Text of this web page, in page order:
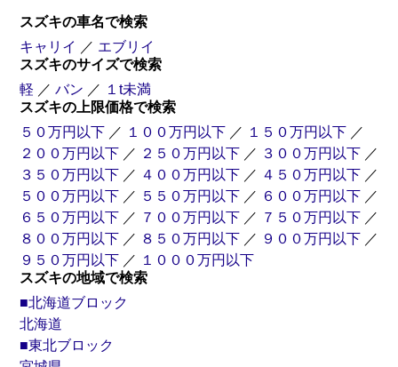
スズキの車名で検索
キャリイ ／ エブリイ
スズキのサイズで検索
軽 ／ バン ／ １t未満
スズキの上限価格で検索
５０万円以下 ／ １００万円以下 ／ １５０万円以下 ／
２００万円以下 ／ ２５０万円以下 ／ ３００万円以下 ／
３５０万円以下 ／ ４００万円以下 ／ ４５０万円以下 ／
５００万円以下 ／ ５５０万円以下 ／ ６００万円以下 ／
６５０万円以下 ／ ７００万円以下 ／ ７５０万円以下 ／
８００万円以下 ／ ８５０万円以下 ／ ９００万円以下 ／
９５０万円以下 ／ １０００万円以下
スズキの地域で検索
■北海道ブロック
北海道
■東北ブロック